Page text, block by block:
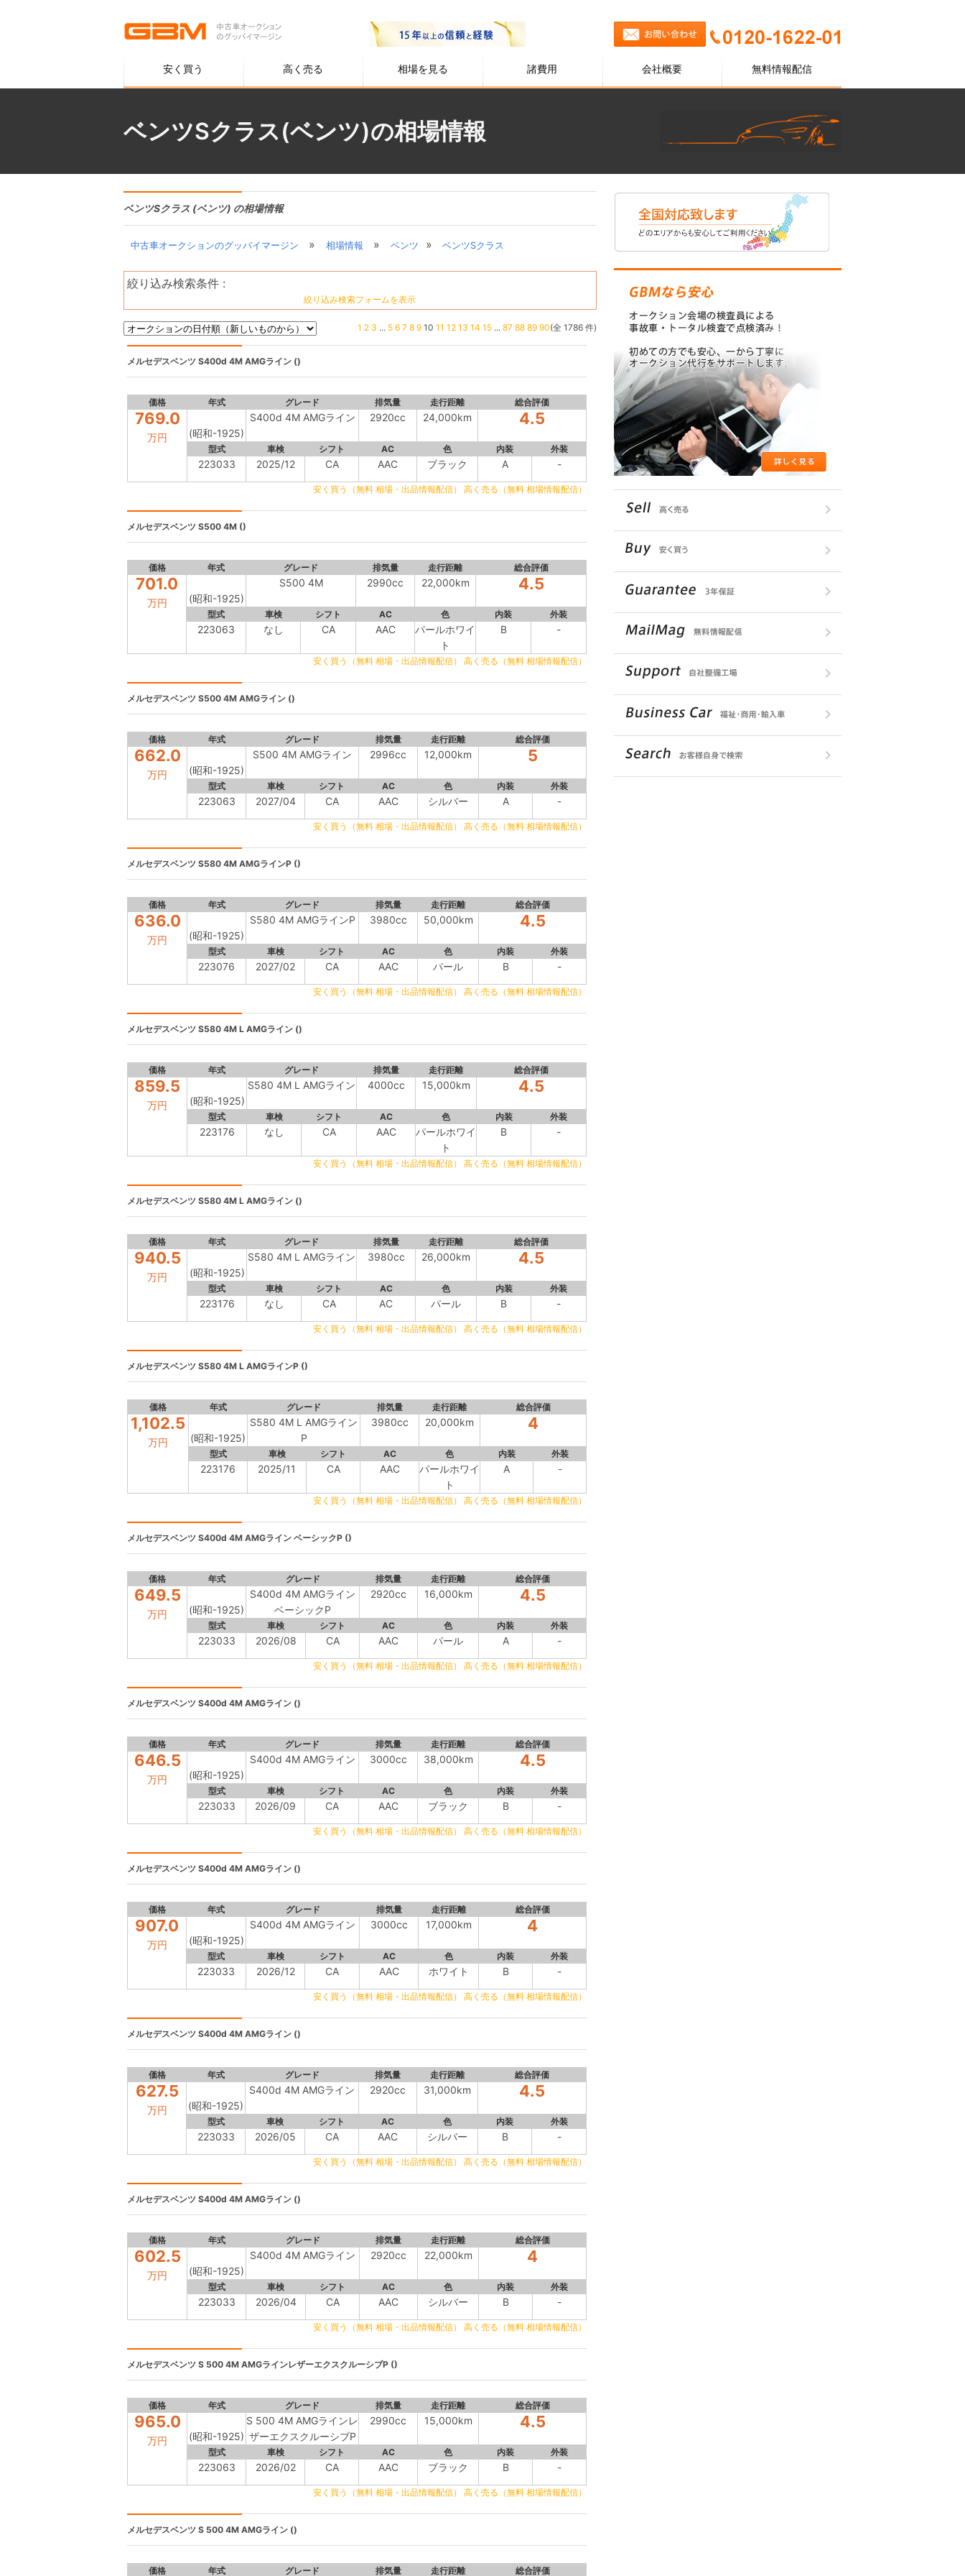
安く買う 高く売る 相場を見る 諸費用 会社概要 無料情報配信
ベンツSクラス(ベンツ)の相場情報
ベンツSクラス (ベンツ) の相場情報
中古車オークションのグッバイマージン » 相場情報 » ベンツ » ベンツSクラス
絞り込み検索条件 :
絞り込み検索フォームを表示
1 2 3 ... 5 6 7 8 910 11 12 13 14 15... 87 88 89 90(全 1786 件)
メルセデスベンツ S400d 4M AMGライン ()
価格 年式 グレード 排気量 走行距離 総合評価
769.0
万円 (昭和-1925)
S400d 4M AMGライン 2920cc 24,000km 4.5
型式 車検 シフト AC 色 内装 外装
223033 2025/12 CA AAC ブラック A -
安く買う（無料 相場・出品情報配信） 高く売る（無料 相場情報配信）
メルセデスベンツ S500 4M ()
価格 年式 グレード 排気量 走行距離 総合評価
701.0
万円 (昭和-1925)
S500 4M 2990cc 22,000km 4.5
型式 車検 シフト AC 色 内装 外装
223063 なし CA AAC
パールホワイ
ト
B -
安く買う（無料 相場・出品情報配信） 高く売る（無料 相場情報配信）
メルセデスベンツ S500 4M AMGライン ()
価格 年式 グレード 排気量 走行距離 総合評価
662.0
万円 (昭和-1925)
S500 4M AMGライン 2996cc 12,000km 5
型式 車検 シフト AC 色 内装 外装
223063 2027/04 CA AAC シルバー A -
安く買う（無料 相場・出品情報配信） 高く売る（無料 相場情報配信）
メルセデスベンツ S580 4M AMGラインP ()
価格 年式 グレード 排気量 走行距離 総合評価
636.0
万円 (昭和-1925)
S580 4M AMGラインP 3980cc 50,000km 4.5
型式 車検 シフト AC 色 内装 外装
223076 2027/02 CA AAC パール B -
安く買う（無料 相場・出品情報配信） 高く売る（無料 相場情報配信）
メルセデスベンツ S580 4M L AMGライン ()
価格 年式 グレード 排気量 走行距離 総合評価
859.5
万円 (昭和-1925)
S580 4M L AMGライン 4000cc 15,000km 4.5
型式 車検 シフト AC 色 内装 外装
223176 なし CA AAC
パールホワイ
ト
B -
安く買う（無料 相場・出品情報配信） 高く売る（無料 相場情報配信）
メルセデスベンツ S580 4M L AMGライン ()
価格 年式 グレード 排気量 走行距離 総合評価
940.5
万円 (昭和-1925)
S580 4M L AMGライン 3980cc 26,000km 4.5
型式 車検 シフト AC 色 内装 外装
223176 なし CA AC パール B -
安く買う（無料 相場・出品情報配信） 高く売る（無料 相場情報配信）
メルセデスベンツ S580 4M L AMGラインP ()
価格 年式 グレード 排気量 走行距離 総合評価
1,102.5
万円 (昭和-1925)
S580 4M L AMGライン
P
3980cc 20,000km 4
型式 車検 シフト AC 色 内装 外装
223176 2025/11 CA AAC
パールホワイ
ト
A -
安く買う（無料 相場・出品情報配信） 高く売る（無料 相場情報配信）
メルセデスベンツ S400d 4M AMGライン ベーシックP ()
価格 年式 グレード 排気量 走行距離 総合評価
649.5
万円 (昭和-1925)
S400d 4M AMGライン
ベーシックP
2920cc 16,000km 4.5
型式 車検 シフト AC 色 内装 外装
223033 2026/08 CA AAC パール A -
安く買う（無料 相場・出品情報配信） 高く売る（無料 相場情報配信）
メルセデスベンツ S400d 4M AMGライン ()
価格 年式 グレード 排気量 走行距離 総合評価
646.5
万円 (昭和-1925)
S400d 4M AMGライン 3000cc 38,000km 4.5
型式 車検 シフト AC 色 内装 外装
223033 2026/09 CA AAC ブラック B -
安く買う（無料 相場・出品情報配信） 高く売る（無料 相場情報配信）
メルセデスベンツ S400d 4M AMGライン ()
価格 年式 グレード 排気量 走行距離 総合評価
907.0
万円 (昭和-1925)
S400d 4M AMGライン 3000cc 17,000km 4
型式 車検 シフト AC 色 内装 外装
223033 2026/12 CA AAC ホワイト B -
安く買う（無料 相場・出品情報配信） 高く売る（無料 相場情報配信）
メルセデスベンツ S400d 4M AMGライン ()
価格 年式 グレード 排気量 走行距離 総合評価
627.5
万円 (昭和-1925)
S400d 4M AMGライン 2920cc 31,000km 4.5
型式 車検 シフト AC 色 内装 外装
223033 2026/05 CA AAC シルバー B -
安く買う（無料 相場・出品情報配信） 高く売る（無料 相場情報配信）
メルセデスベンツ S400d 4M AMGライン ()
価格 年式 グレード 排気量 走行距離 総合評価
602.5
万円 (昭和-1925)
S400d 4M AMGライン 2920cc 22,000km 4
型式 車検 シフト AC 色 内装 外装
223033 2026/04 CA AAC シルバー B -
安く買う（無料 相場・出品情報配信） 高く売る（無料 相場情報配信）
メルセデスベンツ S 500 4M AMGラインレザーエクスクルーシブP ()
価格 年式 グレード 排気量 走行距離 総合評価
965.0
万円 (昭和-1925)
S 500 4M AMGラインレ
ザーエクスクルーシブP
2990cc 15,000km 4.5
型式 車検 シフト AC 色 内装 外装
223063 2026/02 CA AAC ブラック B -
安く買う（無料 相場・出品情報配信） 高く売る（無料 相場情報配信）
メルセデスベンツ S 500 4M AMGライン ()
価格 年式 グレード 排気量 走行距離 総合評価